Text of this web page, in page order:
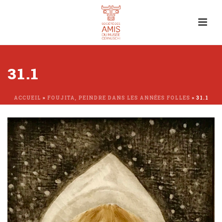
31.1
ACCUEIL » FOUJITA, PEINDRE DANS LES ANNÉES FOLLES » 31.1